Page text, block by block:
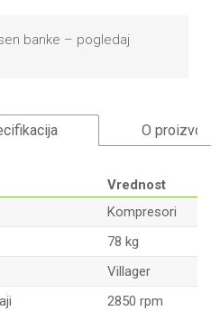
banke – pogledaj
O proizvodu
Vrednost
Kompresori
78 kg
Villager
2850 rpm